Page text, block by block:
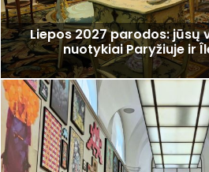
Liepos 2027 parodos: jūsų
nuotykiai Paryžiuje ir